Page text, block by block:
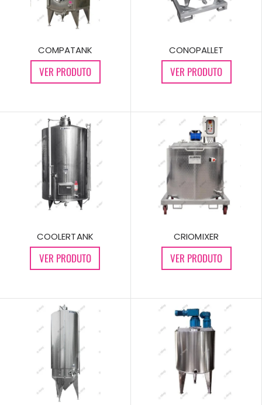
COMPATANK
VER PRODUTO
CONOPALLET
VER PRODUTO
COOLERTANK
VER PRODUTO
CRIOMIXER
VER PRODUTO